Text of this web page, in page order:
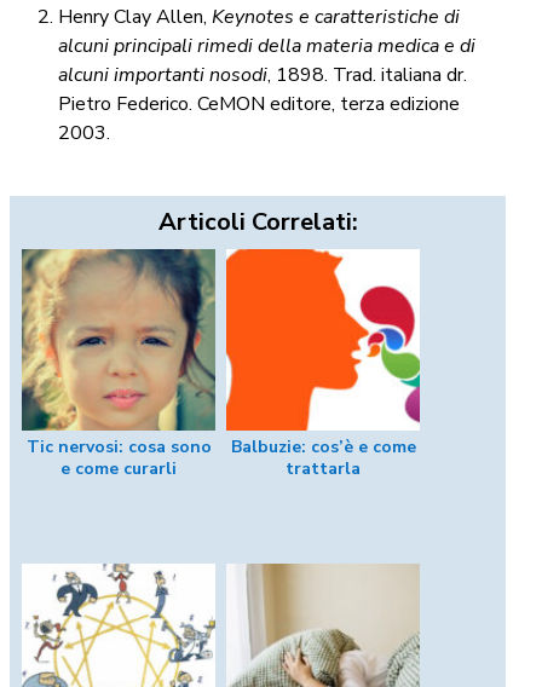
Henry Clay Allen, Keynotes e caratteristiche di
alcuni principali rimedi della materia medica e di
alcuni importanti nosodi, 1898. Trad. italiana dr.
Pietro Federico. CeMON editore, terza edizione
2003.
Articoli Correlati:
Tic nervosi: cosa sono
e come curarli
Balbuzie: cos’è e come
trattarla